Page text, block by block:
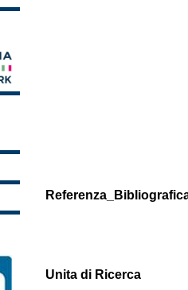
Unita di Ricerca